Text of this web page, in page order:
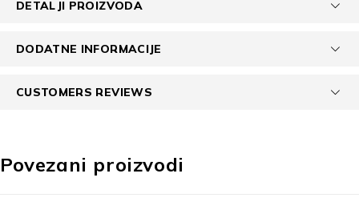
DETALJI PROIZVODA
DODATNE INFORMACIJE
CUSTOMERS REVIEWS
Povezani proizvodi